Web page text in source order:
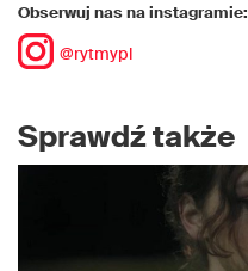
Obserwuj nas na instagramie:
@rytmypl
Sprawdź także